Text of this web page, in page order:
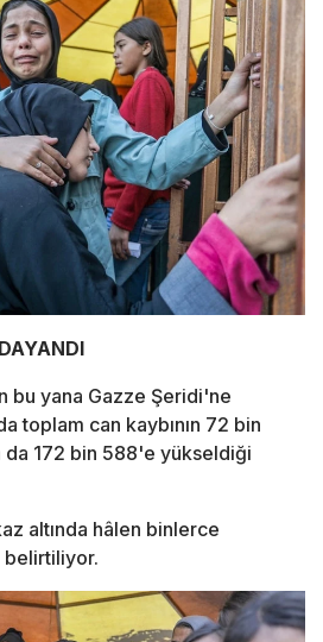
bu yana Gazze Şeridi'ne
toplam can kaybının 72 bin
da 172 bin 588'e yükseldiği
altında hâlen binlerce
belirtiliyor.